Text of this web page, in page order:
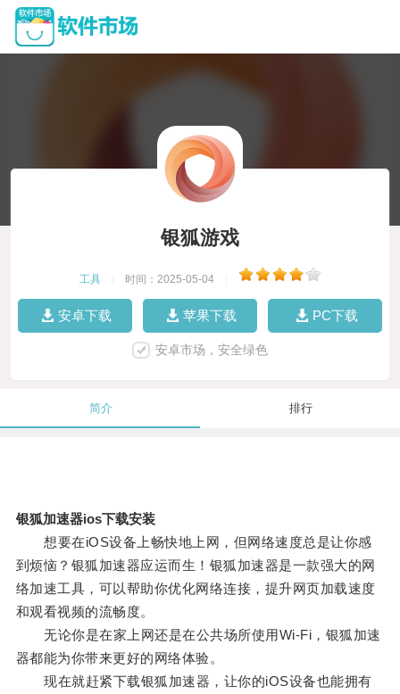
银狐游戏
工具 时间：2025-05-04
安卓下载 苹果下载 PC下载
安卓市场，安全绿色
简介 排行
银狐加速器ios下载安装
想要在iOS设备上畅快地上网，但网络速度总是让你感
到烦恼？银狐加速器应运而生！银狐加速器是一款强大的网
络加速工具，可以帮助你优化网络连接，提升网页加载速度
和观看视频的流畅度。
无论你是在家上网还是在公共场所使用Wi-Fi，银狐加速
器都能为你带来更好的网络体验。
现在就赶紧下载银狐加速器，让你的iOS设备也能拥有